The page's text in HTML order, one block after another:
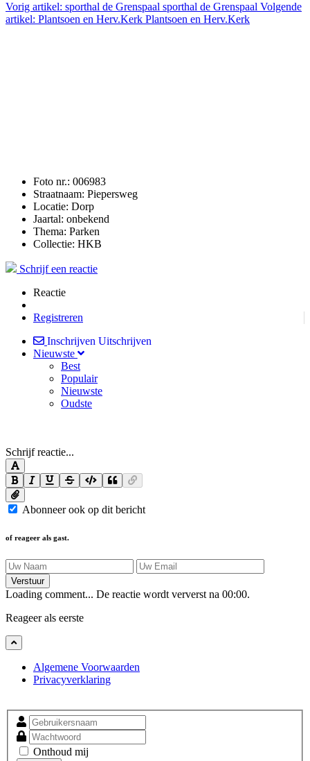
Vorig artikel: sporthal de Grenspaal sporthal de Grenspaal Volgende
artikel: Plantsoen en Herv.Kerk Plantsoen en Herv.Kerk
Foto nr.: 006983
Straatnaam: Piepersweg
Locatie: Dorp
Jaartal: onbekend
Thema: Parken
Collectie: HKB
Schrijf een reactie
Reactie
Registreren
Inschrijven Uitschrijven
Nieuwste
Best
Populair
Nieuwste
Oudste
Schrijf reactie...
Abonneer ook op dit bericht
of reageer als gast.
Verstuur
Loading comment... De reactie wordt ververst na 00:00.
Reageer als eerste
Algemene Voorwaarden
Privacyverklaring
Onthoud mij